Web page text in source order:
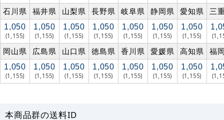
石川県 福井県 山梨県 長野県 岐阜県 静岡県 愛知県 三
1,050
(1,155)
1,050
(1,155)
1,050
(1,155)
1,050
(1,155)
1,050
(1,155)
1,050
(1,155)
1,050
(1,155)
岡山県 広島県 山口県 徳島県 香川県 愛媛県 高知県 福
1,050
(1,155)
1,050
(1,155)
1,050
(1,155)
1,050
(1,155)
1,050
(1,155)
1,050
(1,155)
1,050
(1,155)
本商品群の送料ID